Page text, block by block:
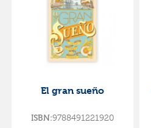
El gran sueño
ISBN:9788491221920